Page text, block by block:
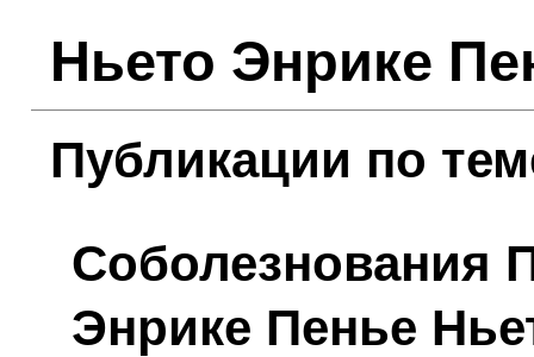
Ньето Энрике
Публикации по
Соболезнования
Энрике Пенье